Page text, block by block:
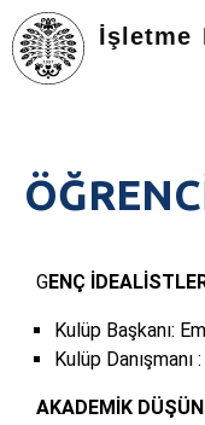
İşletme
KIŞILER
LISANSÜSTÜ
ARAŞTIRMA
GENÇ
Kulüp Başkanı:
Kulüp
AKADEMİK